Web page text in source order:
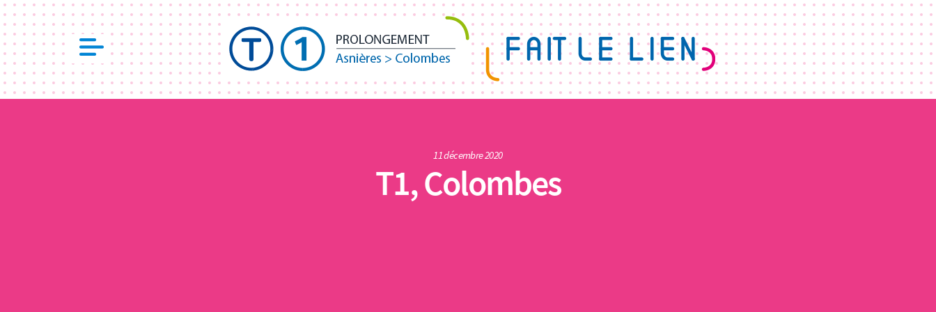
11 décembre 2020
T1, Colombes